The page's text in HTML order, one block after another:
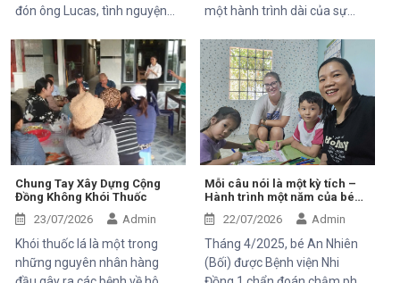
đón ông Lucas, tình nguyện
chuyến thăm và trải nghiệm
các hoạt động của dự án do
Mekong Plus tài trợ tại địa
phương.
một hành trình dài của sự
vọng. Hân, cô bé 5 tuổi với nụ
cười trong trẻo, đã đến với
Trung tâm trong những ngày
đầu mang theo rất nhiều thử
thách. Ngay từ khi chào đời,
em phải đối mặt với nhiều vấn
đề về sức khỏe, khiến quá
trình phát triển chậm hơn so
với các bạn cùng trang lứa.
Những điều tưởng như rất
bình thường đối với một đứa
trẻ lại là những cột mốc đầy
gian nan đối với em.
Chung Tay Xây Dựng Cộng
Đồng Không Khói Thuốc
23/07/2026
Admin
Khói thuốc lá là một trong
những nguyên nhân hàng
Mỗi câu nói là một kỳ tích –
Hành trình một năm của bé
An Nhiên (Bối)
22/07/2026 Admin
Tháng 4/2025, bé An Nhiên
(Bối) được Bệnh viện Nhi